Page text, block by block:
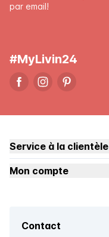
par email!
#MyLivin24
Service à la clientèle
Mon compte
Contact